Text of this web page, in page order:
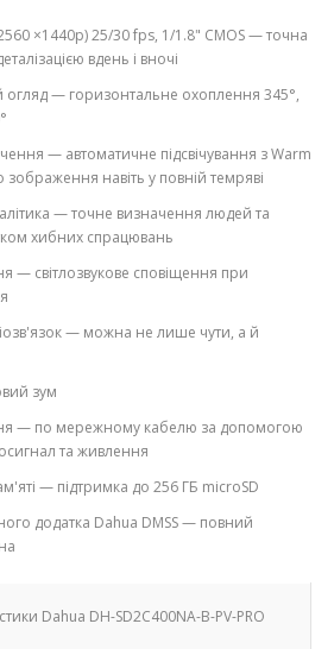
×1440p) 25/30 fps, 1/1.8" CMOS — точна
вдень і вночі
— горизонтальне охоплення 345°,
— автоматичне підсвічування з Warm
навіть у повній темряві
— точне визначення людей та
хибних спрацювань
— світлозвукове сповіщення при
— можна не лише чути, а й
зум
— по мережному кабелю за допомогою
та живлення
— підтримка до 256 ГБ microSD
додатка Dahua DMSS — повний
Dahua DH-SD2C400NA-B-PV-PRO